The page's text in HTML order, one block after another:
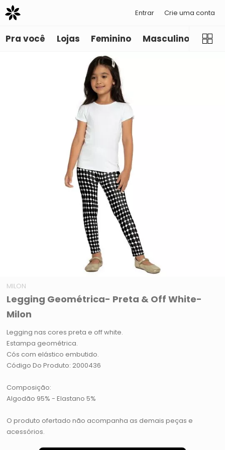
Entrar Crie uma conta
Pra você Lojas Feminino Masculino
MILON
Legging Geométrica- Preta & Off White-
Milon
Legging nas cores preta e off white.
Estampa geométrica.
Cós com elástico embutido.
Código Do Produto: 2000436
Composição:
Algodão 95% - Elastano 5%
O produto ofertado não acompanha as demais peças e
acessórios.